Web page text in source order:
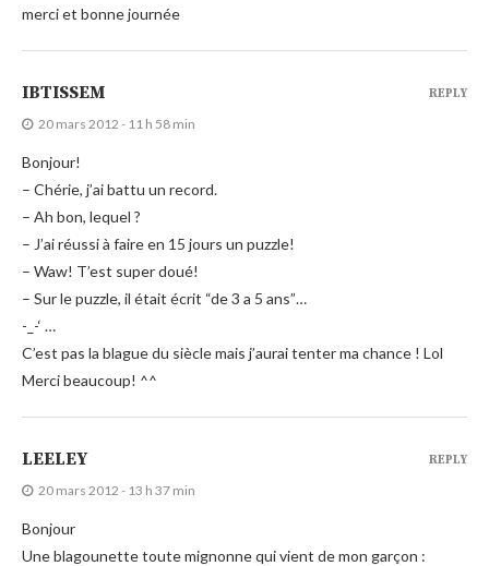
merci et bonne journée
IBTISSEM
20 mars 2012 - 11 h 58 min
Bonjour!
– Chérie, j’ai battu un record.
– Ah bon, lequel ?
– J’ai réussi à faire en 15 jours un puzzle!
– Waw! T’est super doué!
– Sur le puzzle, il était écrit “de 3 a 5 ans”…
-_-‘ …
C’est pas la blague du siècle mais j’aurai tenter ma chance ! Lol
Merci beaucoup! ^^
REPLY
LEELEY
20 mars 2012 - 13 h 37 min
Bonjour
Une blagounette toute mignonne qui vient de mon garçon :
REPLY